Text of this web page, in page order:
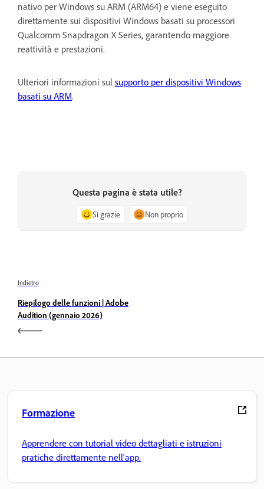
nativo per Windows su ARM (ARM64) e viene eseguito
direttamente sui dispositivi Windows basati su processori
Qualcomm Snapdragon X Series, garantendo maggiore
reattività e prestazioni.
Ulteriori informazioni sul supporto per dispositivi Windows
basati su ARM.
Questa pagina è stata utile?
Sì grazie Non proprio
Indietro
Riepilogo delle funzioni | Adobe
Audition (gennaio 2026)
Formazione
Apprendere con tutorial video dettagliati e istruzioni
pratiche direttamente nell'app.